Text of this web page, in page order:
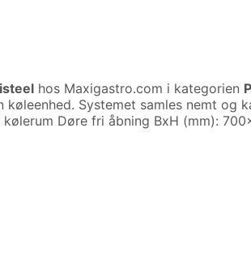
hos Maxigastro.com i kategorien
Systemet samles nemt
Døre fri åbning BxH (mm):